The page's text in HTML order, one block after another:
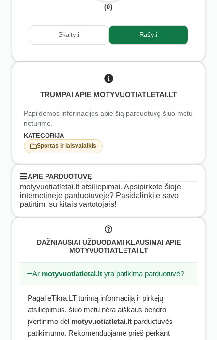
(0)
Skaityti Rašyti
TRUMPAI APIE MOTYVUOTIATLETAI.LT
Papildomos informacijos apie šią parduotuvę šiuo metu
neturime.
KATEGORIJA
Sportas ir laisvalaikis
APIE PARDUOTUVĘ
motyvuotiatletai.lt atsiliepimai. Apsipirkote šioje
internetinėje parduotuvėje? Pasidalinkite savo
patirtimi su kitais vartotojais!
DAŽNIAUSIAI UŽDUODAMI KLAUSIMAI APIE
MOTYVUOTIATLETAI.LT
Ar motyvuotiatletai.lt yra patikima parduotuvė?
Pagal eTikra.LT turimą informaciją ir pirkėjų
atsiliepimus, šiuo metu nėra aiškaus bendro
įvertinimo dėl motyvuotiatletai.lt parduotuvės
patikimumo. Rekomenduojame prieš perkant